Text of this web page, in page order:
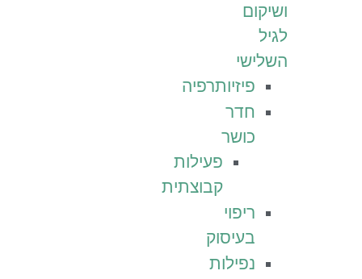
ושיקום
לגיל
השלישי
פיזיותרפיה
חדר
כושר
פעילות
קבוצתית
ריפוי
בעיסוק
נפילות